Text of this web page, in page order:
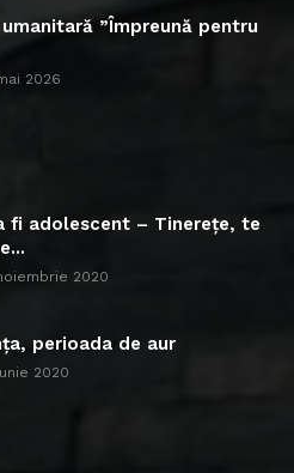
umanitară ”Împreună pentru
2026
fi adolescent – Tinerețe, te
2020
perioada de aur
2020